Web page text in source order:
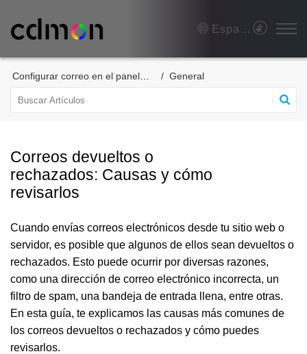
Español (España)
General
Correos devueltos o
rechazados: Causas y cómo
revisarlos
Cuando envías correos electrónicos desde tu sitio web o
servidor, es posible que algunos de ellos sean devueltos o
rechazados. Esto puede ocurrir por diversas razones,
como una dirección de correo electrónico incorrecta, un
filtro de spam, una bandeja de entrada llena, entre otras.
En esta guía, te explicamos las causas más comunes de
los correos devueltos o rechazados y cómo puedes
revisarlos.